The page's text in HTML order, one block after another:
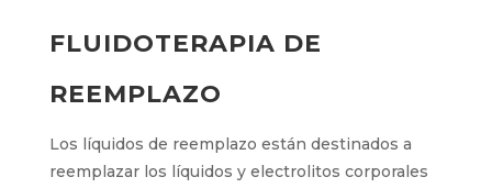
FLUIDOTERAPIA DE
REEMPLAZO
Los líquidos de reemplazo están destinados a
reemplazar los líquidos y electrolitos corporales